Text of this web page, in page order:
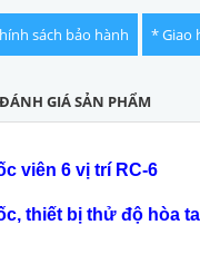
sách bảo hành * Giao
ĐÁNH GIÁ SẢN PHẨM
viên 6 vị trí RC-6
thiết bị thử độ hòa